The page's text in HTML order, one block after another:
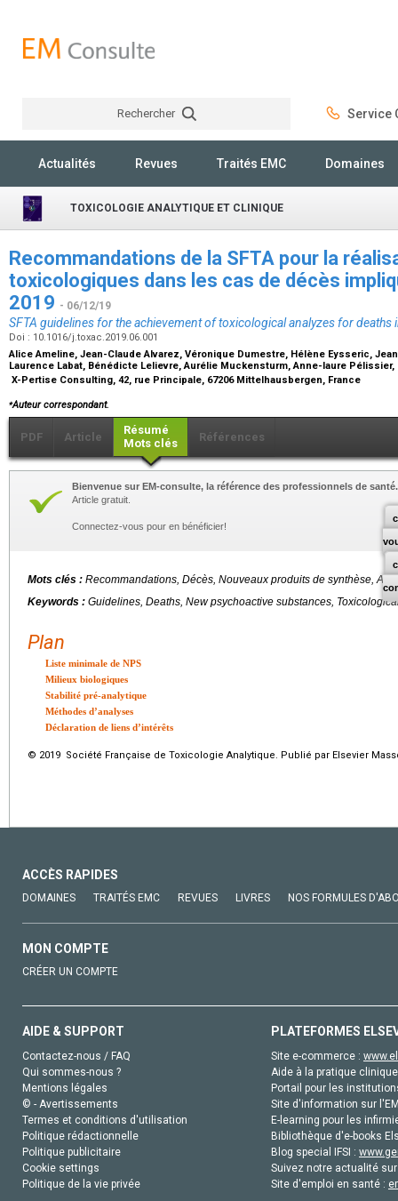
Rechercher Service
Actualités Revues Traités EMC Domaines
TOXICOLOGIE ANALYTIQUE ET CLINIQUE
Recommandations de la SFTA pour la
toxicologiques dans les cas de décès
2019 - 06/12/19
SFTA guidelines for the achievement of toxicological analyzes for
Doi : 10.1016/j.toxac.2019.06.001
Alice Ameline, Jean-Claude Alvarez, Véronique Dumestre, Hélène Eysseric,
Laurence Labat, Bénédicte Lelievre, Aurélie Muckensturm, Anne-laure Pélissier,
X-Pertise Consulting, 42, rue Principale, 67206 Mittelhausbergen, France
⁎Auteur correspondant.
PDF Article
Résumé
Mots clés
Références
Bienvenue sur EM-consulte, la référence des professionnels de santé.
Article gratuit.
Connectez-vous pour en bénéficier!
Mots clés : Recommandations, Décès, Nouveaux produits de synthèse,
Keywords : Guidelines, Deaths, New psychoactive substances,
Plan
Liste minimale de NPS
Milieux biologiques
Stabilité pré-analytique
Méthodes d’analyses
Déclaration de liens d’intérêts
© 2019 Société Française de Toxicologie Analytique. Publié par Elsevier
ACCÈS RAPIDES
DOMAINES TRAITÉS EMC REVUES LIVRES NOS FORMULES
MON COMPTE
CRÉER UN COMPTE
AIDE & SUPPORT
Contactez-nous / FAQ
Qui sommes-nous ?
Mentions légales
© - Avertissements
Termes et conditions d'utilisation
Politique rédactionnelle
Politique publicitaire
Cookie settings
Politique de la vie privée
PLATEFORMES
Site e-commerce :
Aide à la pratique
Portail pour les
Site d'information sur
E-learning pour les
Bibliothèque d'e-books
Blog special IFSI :
Suivez notre actualité
Site d'emploi en santé :